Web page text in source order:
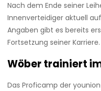
Nach dem Ende seiner
Innenverteidiger aktuell
Angaben gibt es bereits
Fortsetzung seiner Karriere.
Wöber trainiert
Das Proficamp der